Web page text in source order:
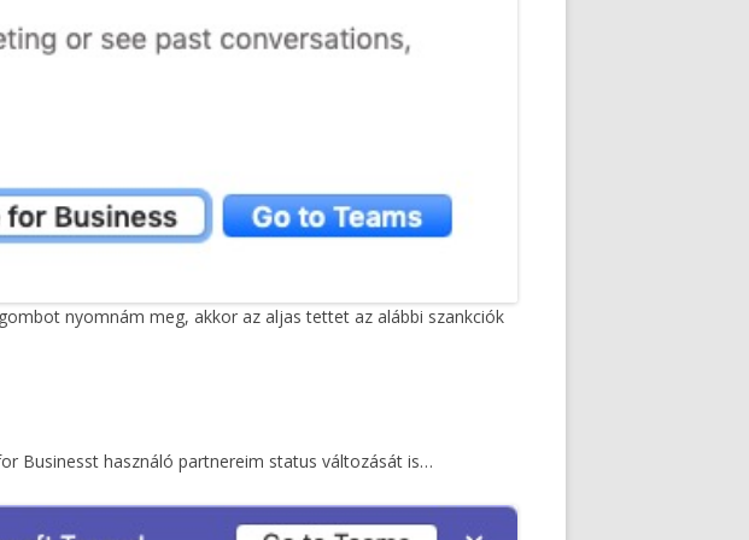
gombot nyomnám meg, akkor az aljas tettet az alábbi szankciók
Businesst használó partnereim status változását is…